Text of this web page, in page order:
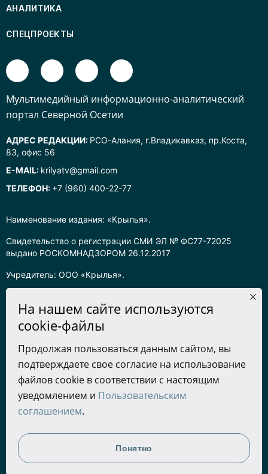
Наименование издания: «Крылья».
Свидетельство о регистрации СМИ ЭЛ № ФС77-72025
выдано РОСКОМНАДЗОРОМ 26.12.2017
Учредитель: ООО «Крылья».
Информация на сайте предназначена для лиц старше 16 лет.
защищены в соответствии с российским законодательством
об интеллектуальной собственности. Любое использование
текстовых, фото, аудио и видеоматериалов возможно только
с согласия правообладателя (ООО «Крылья») и при строгом
наличии ссылки на ресурс. Для сетевых ресурсов –
гиперссылка.
Разработка сайта
АНАЛИТИКА
СПЕЦПРОЕКТЫ
Mультимедийный информационно-аналитический
портал Северной Осетии
АДРЕС РЕДАКЦИИ: РСО-Алания, г.Владикавказ, пр.Коста,
83, офис 56
E-MAIL: krilyatv@gmail.com
ТЕЛЕФОН: +7 (960) 400-22-77
На нашем сайте используются
cookie-файлы
Продолжая пользоваться данным сайтом, вы
подтверждаете свое согласие на использование
файлов cookie в соответствии с настоящим
уведомлением и Пользовательским
соглашением.
Понятно